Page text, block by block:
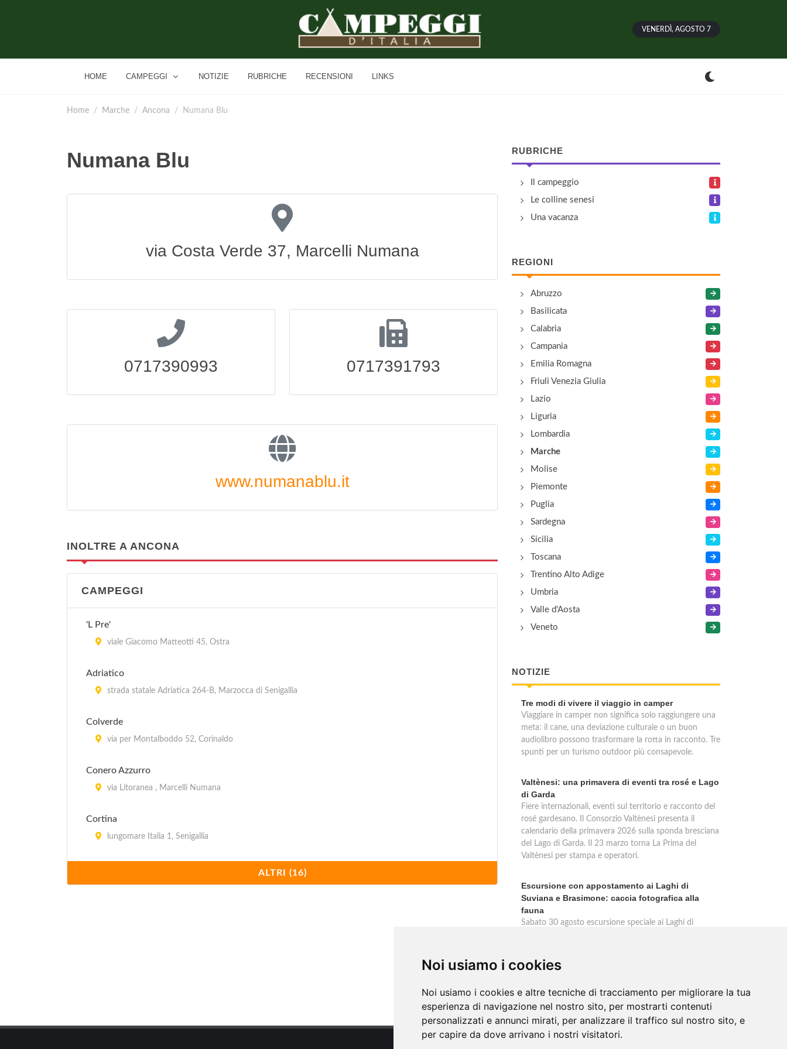
Noi usiamo i cookies
Noi usiamo i cookies e altre tecniche di tracciamento per migliorare la tua
esperienza di navigazione nel nostro sito, per mostrarti contenuti
personalizzati e annunci mirati, per analizzare il traffico sul nostro sito, e
per capire da dove arrivano i nostri visitatori.
VENERDÌ, AGOSTO 7
HOME CAMPEGGI NOTIZIE RUBRICHE RECENSIONI LINKS
Home Marche Ancona Numana Blu
Numana Blu
via Costa Verde 37, Marcelli Numana
0717390993 0717391793
www.numanablu.it
INOLTRE A ANCONA
CAMPEGGI
'L Pre'
viale Giacomo Matteotti 45, Ostra
Adriatico
strada statale Adriatica 264-B, Marzocca di Senigallia
Colverde
via per Montalboddo 52, Corinaldo
Conero Azzurro
via Litoranea , Marcelli Numana
Cortina
lungomare Italia 1, Senigallia
via Peschiera 3, Sirolo
lungomare Leonardo da Vinci 54, Senigallia
ALTRI (16)
RUBRICHE
Il campeggio
Le colline senesi
Una vacanza
REGIONI
Abruzzo
Basilicata
Calabria
Campania
Emilia Romagna
Friuli Venezia Giulia
Lazio
Liguria
Lombardia
Marche
Molise
Piemonte
Puglia
Sardegna
Sicilia
Toscana
Trentino Alto Adige
Umbria
Valle d'Aosta
Veneto
NOTIZIE
Tre modi di vivere il viaggio in camper
Viaggiare in camper non significa solo raggiungere una
meta: il cane, una deviazione culturale o un buon
audiolibro possono trasformare la rotta in racconto. Tre
spunti per un turismo outdoor più consapevole.
Valtènesi: una primavera di eventi tra rosé e Lago
di Garda
Fiere internazionali, eventi sul territorio e racconto del
rosé gardesano. Il Consorzio Valtènesi presenta il
calendario della primavera 2026 sulla sponda bresciana
del Lago di Garda. Il 23 marzo torna La Prima del
Valtènesi per stampa e operatori.
Escursione con appostamento ai Laghi di
Suviana e Brasimone: caccia fotografica alla
fauna
Sabato 30 agosto escursione speciale ai Laghi di
massimo silenzio. Ritrovo Chiesa Santa Rita al
Brasimone, prenotazione obbligatoria.